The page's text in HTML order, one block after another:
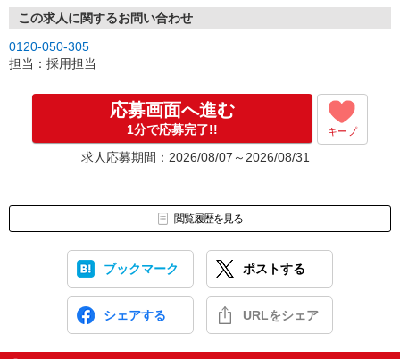
※ご希望があれば、職場見学の調整もOKです！
お気軽にご応募ください♪
この求人に関するお問い合わせ
0120-050-305
担当：採用担当
応募画面へ進む
1分で応募完了!! キープ
求人応募期間：2026/08/07～2026/08/31
閲覧履歴を見る
ブックマーク ポストする
シェアする URLをシェア